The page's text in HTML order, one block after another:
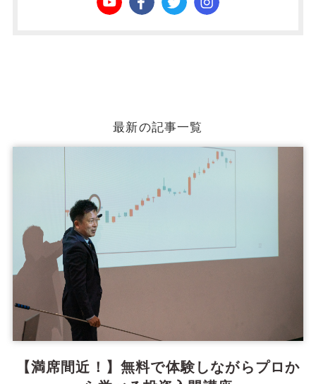
最新の記事一覧
【満席間近！】無料で体験しながらプロか